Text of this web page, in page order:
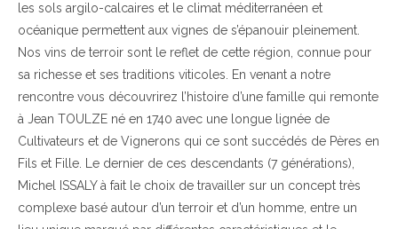
les sols argilo-calcaires et le climat méditerranéen et
océanique permettent aux vignes de s’épanouir pleinement.
Nos vins de terroir sont le reflet de cette région, connue pour
sa richesse et ses traditions viticoles. En venant a notre
rencontre vous découvrirez l’histoire d’une famille qui remonte
à Jean TOULZE né en 1740 avec une longue lignée de
Cultivateurs et de Vignerons qui ce sont succédés de Pères en
Fils et Fille. Le dernier de ces descendants (7 générations),
Michel ISSALY à fait le choix de travailler sur un concept très
complexe basé autour d’un terroir et d’un homme, entre un